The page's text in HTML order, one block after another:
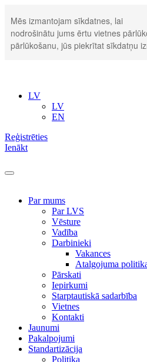
Mēs izmantojam sīkdatnes, lai
nodrošinātu jums ērtu vietnes
pārlūkošanu, jūs piekrītat sīkdatņu
LV
LV
EN
Reģistrēties
Ienākt
Par mums
Par LVS
Vēsture
Vadība
Darbinieki
Vakances
Atalgojuma
Pārskati
Iepirkumi
Starptautiskā sadarbība
Vietnes
Kontakti
Jaunumi
Pakalpojumi
Standartizācija
Politika